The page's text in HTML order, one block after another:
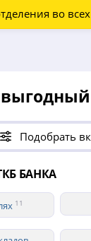
во
Подобрать
БАНКА
11